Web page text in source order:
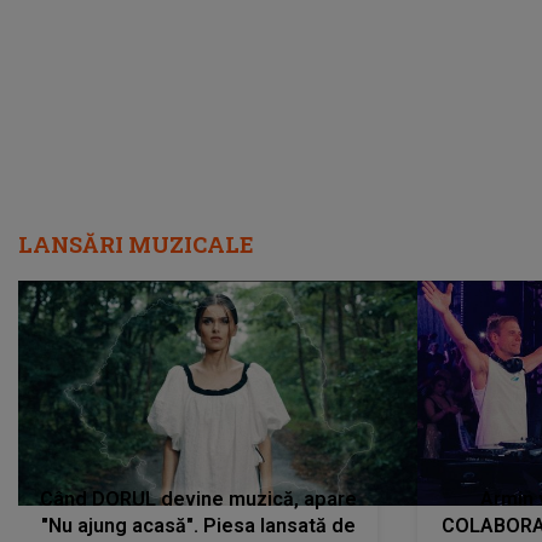
LANSĂRI MUZICALE
Când DORUL devine muzică, apare
"Nu ajung acasă". Piesa lansată de